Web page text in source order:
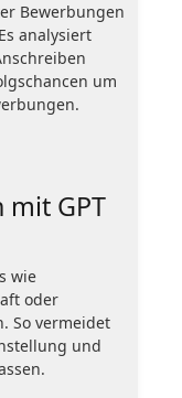
Bewerbungen
analysiert
um
mit GPT
wie
oder
So vermeidet
und